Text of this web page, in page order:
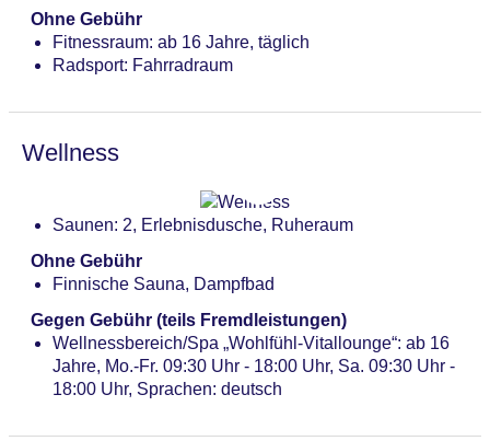
Ohne Gebühr
Fitnessraum: ab 16 Jahre, täglich
Radsport: Fahrradraum
Wellness
Saunen: 2, Erlebnisdusche, Ruheraum
Ohne Gebühr
Finnische Sauna, Dampfbad
Gegen Gebühr (teils Fremdleistungen)
Wellnessbereich/Spa „Wohlfühl-Vitallounge“: ab 16
Jahre, Mo.-Fr. 09:30 Uhr - 18:00 Uhr, Sa. 09:30 Uhr -
18:00 Uhr, Sprachen: deutsch